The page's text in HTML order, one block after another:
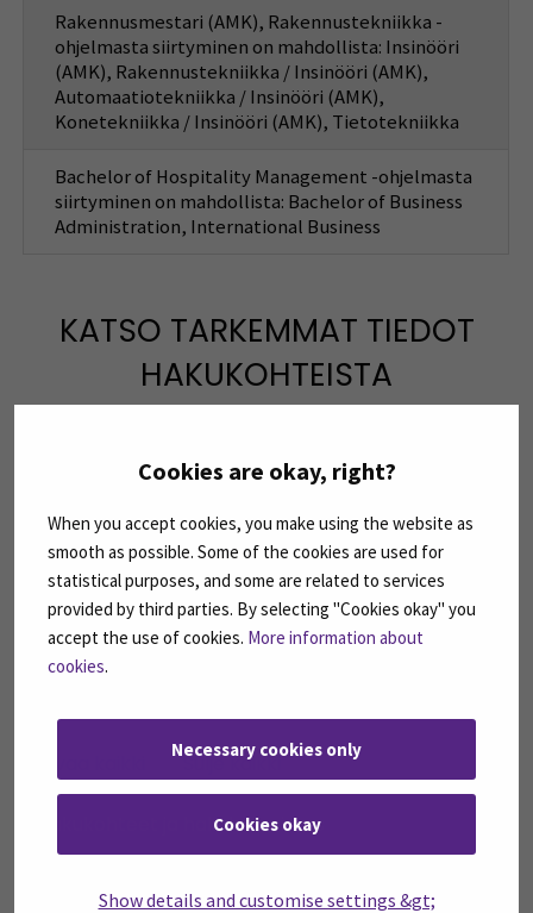
Cookies are okay, right?
When you accept cookies, you make using the website as
smooth as possible. Some of the cookies are used for
statistical purposes, and some are related to services
provided by third parties. By selecting "Cookies okay" you
accept the use of cookies. More information about
cookies.
Necessary cookies only
Cookies okay
Show details and customise settings &gt;
Rakennusmestari (AMK), Rakennustekniikka -
ohjelmasta siirtyminen on mahdollista: Insinööri
(AMK), Rakennustekniikka / Insinööri (AMK),
Automaatiotekniikka / Insinööri (AMK),
Konetekniikka / Insinööri (AMK), Tietotekniikka
Bachelor of Hospitality Management -ohjelmasta
siirtyminen on mahdollista: Bachelor of Business
Administration, International Business
KATSO TARKEMMAT TIEDOT
HAKUKOHTEISTA
Avaa kaikki Sulje kaikki
Close all accordions
Haettavana olevat kohteet Opintopolussa
LISÄTIETOA VALINTATAVOISTA
JA OPISKELIJAVALINNASTA
Open all accordions
Sulje kaikki
Close all accordions
Hakukohteet ja hakukelpoisuus